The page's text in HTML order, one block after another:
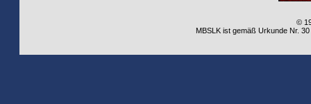
©
MBSLK ist gemäß Urkunde Nr.